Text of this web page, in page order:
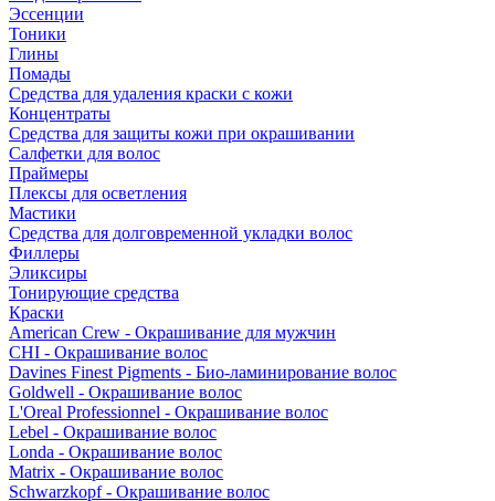
Эссенции
Тоники
Глины
Помады
Средства для удаления краски с кожи
Концентраты
Средства для защиты кожи при окрашивании
Салфетки для волос
Праймеры
Плексы для осветления
Мастики
Средства для долговременной укладки волос
Филлеры
Эликсиры
Тонирующие средства
Краски
American Crew - Окрашивание для мужчин
CHI - Окрашивание волос
Davines Finest Pigments - Био-ламинирование волос
Goldwell - Окрашивание волос
L'Oreal Professionnel - Окрашивание волос
Lebel - Окрашивание волос
Londa - Окрашивание волос
Matrix - Окрашивание волос
Schwarzkopf - Окрашивание волос